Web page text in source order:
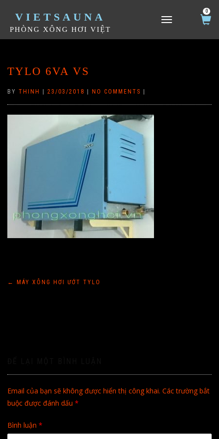
VIETSAUNA
PHÒNG XÔNG HƠI VIỆT
TOGGLE NAVIGATION
0
TYLO 6VA VS
BY THINH 23/03/2018 NO COMMENTS
Điều
← MÁY XÔNG HƠI ƯỚT TYLO
Email của bạn sẽ không được hiển thị công khai. Các trường bắt
buộc được đánh dấu *
Bình luận *